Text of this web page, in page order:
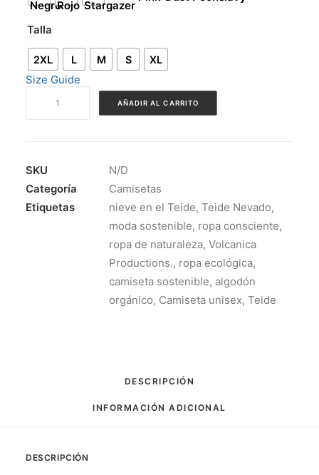
Talla
2XL L M S XL
Size Guide
cantidad
AÑADIR AL CARRITO
SKU
N/D
Categoría
Camisetas
Etiquetas
nieve en el Teide, Teide Nevado,
moda sostenible, ropa consciente,
ropa de naturaleza, Volcanica
Productions., ropa ecológica,
camiseta sostenible, algodón
orgánico, Camiseta unisex, Teide
DESCRIPCIÓN
INFORMACIÓN ADICIONAL
DESCRIPCIÓN